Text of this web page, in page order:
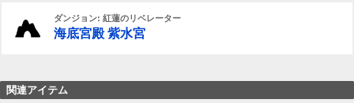
ダンジョン: 紅蓮のリベレーター
海底宮殿 紫水宮
関連アイテム